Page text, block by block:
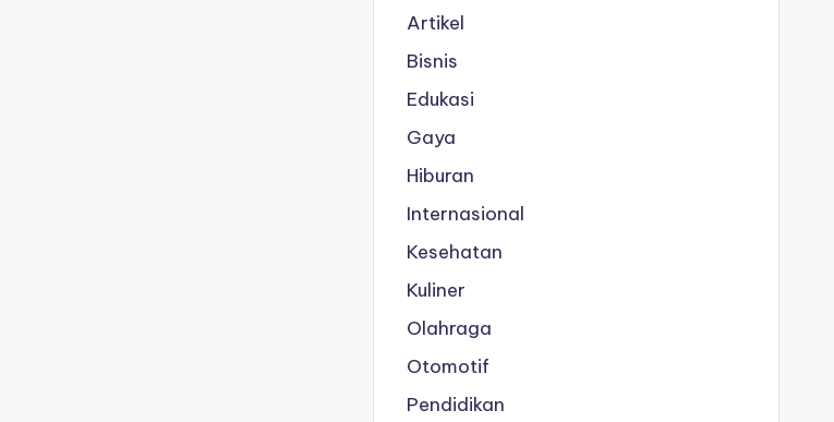
Artikel
Bisnis
Edukasi
Gaya
Hiburan
Internasional
Kesehatan
Kuliner
Olahraga
Otomotif
Pendidikan